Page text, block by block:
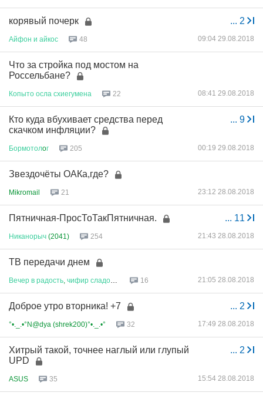
... 2
корявый почерк
Айфон и айкос 48 09:04 29.08.2018
Что за стройка под мостом на
Россельбане?
Копыто осла схиегумена 22 08:41 29.08.2018
... 9
Кто куда вбухивает средства перед
скачком инфляции?
Бормотолoг 205 00:19 29.08.2018
Звездочёты ОАКа,где?
Mikromail 21 23:12 28.08.2018
... 11
Пятничная-ПросТоТакПятничная.
Никанорыч (2041) 254 21:43 28.08.2018
ТВ передачи днем
Вечер в радость чифир сладост 16 21:05 28.08.2018
... 2
Доброе утро вторника! +7
°•._.•°N@dya (shrek200)°•._.•° 32 17:49 28.08.2018
... 2
Хитрый такой, точнее наглый или глупый
UPD
ASUS 35 15:54 28.08.2018